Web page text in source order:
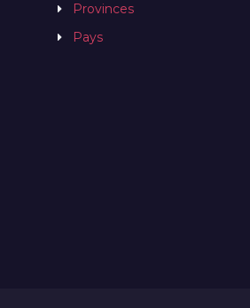
Provinces
Pays